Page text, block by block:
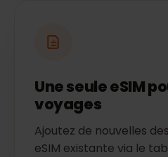
Une seule eSIM
voyages
Ajoutez de nouvelles
eSIM existante via le